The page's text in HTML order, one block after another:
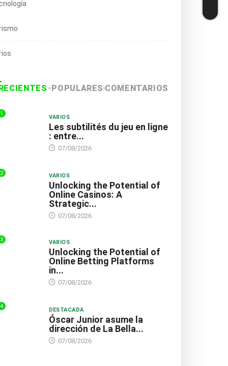
POPULARESCOMENTARIOS
1
VARIOS
Les subtilités du jeu en ligne
: entre...
07/08/2026
2 VARIOS
Unlocking the Potential of
Online Casinos: A
Strategic...
07/08/2026
3 VARIOS
Unlocking the Potential of
Online Betting Platforms
in...
07/08/2026
4
DESTACADA
Óscar Junior asume la
dirección de La Bella...
07/08/2026